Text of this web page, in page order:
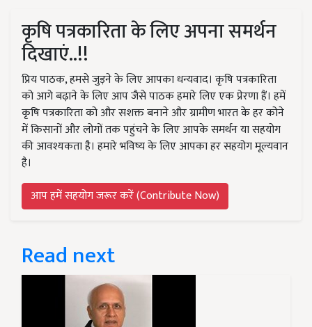
कृषि पत्रकारिता के लिए अपना समर्थन
दिखाएं..!!
प्रिय पाठक, हमसे जुड़ने के लिए आपका धन्यवाद। कृषि पत्रकारिता
को आगे बढ़ाने के लिए आप जैसे पाठक हमारे लिए एक प्रेरणा हैं। हमें
कृषि पत्रकारिता को और सशक्त बनाने और ग्रामीण भारत के हर कोने
में किसानों और लोगों तक पहुंचने के लिए आपके समर्थन या सहयोग
की आवश्यकता है। हमारे भविष्य के लिए आपका हर सहयोग मूल्यवान
है।
आप हमें सहयोग जरूर करें (Contribute Now)
Read next